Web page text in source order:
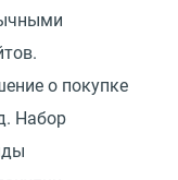
о покупке
Набор